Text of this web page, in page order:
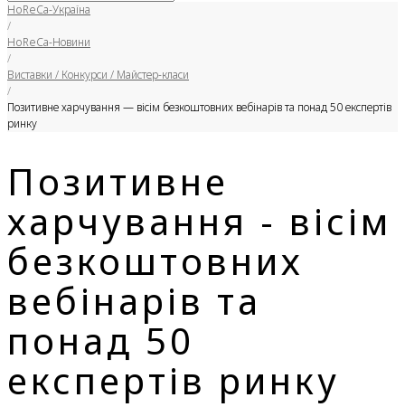
HoReCa-Україна
/
HoReCa-Новини
/
Виставки / Конкурси / Майстер-класи
/
Позитивне харчування — вісім безкоштовних вебінарів та понад 50 експертів
ринку
Позитивне
харчування - вісім
безкоштовних
вебінарів та
понад 50
експертів ринку